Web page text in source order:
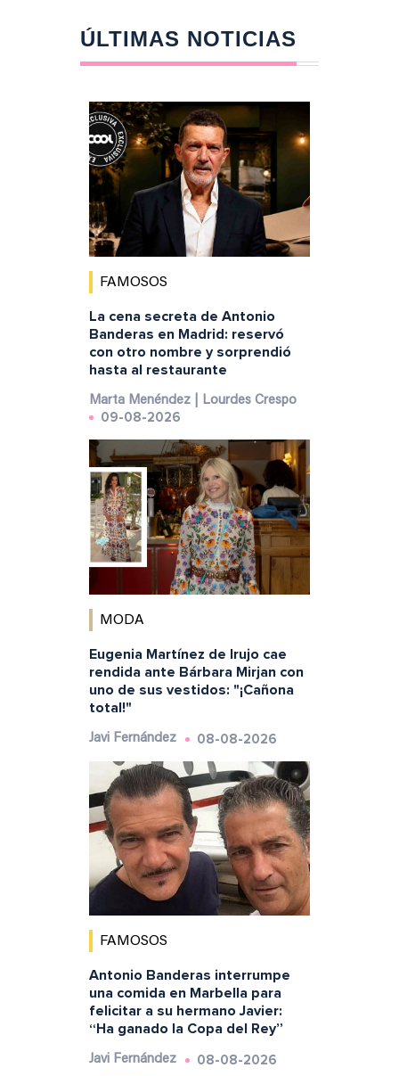
ÚLTIMAS NOTICIAS
FAMOSOS
La cena secreta de Antonio
Banderas en Madrid: reservó
con otro nombre y sorprendió
hasta al restaurante
Marta Menéndez | Lourdes Crespo
09-08-2026
MODA
Eugenia Martínez de Irujo cae
rendida ante Bárbara Mirjan con
uno de sus vestidos: "¡Cañona
total!"
Javi Fernández 08-08-2026
FAMOSOS
Antonio Banderas interrumpe
una comida en Marbella para
felicitar a su hermano Javier:
“Ha ganado la Copa del Rey”
Javi Fernández 08-08-2026